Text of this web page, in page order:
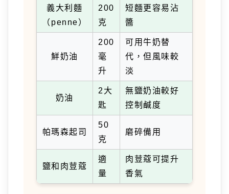
義大利麵
（penne）
200
克
短麵更容易沾
醬
鮮奶油
200
毫
升
可用牛奶替
代，但風味較
淡
奶油
2大
匙
無鹽奶油較好
控制鹹度
帕瑪森起司
50
克
磨碎備用
鹽和肉荳蔻
適
量
肉荳蔻可提升
香氣